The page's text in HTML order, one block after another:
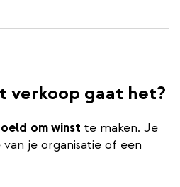
verkoop gaat het?
om winst te maken. Je
je organisatie of een